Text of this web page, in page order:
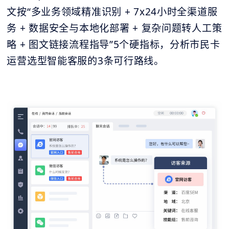
文按“多业务领域精准识别 + 7x24小时全渠道服
务 + 数据安全与本地化部署 + 复杂问题转人工策
略 + 图文链接流程指导”5个硬指标，分析市民卡
运营选型智能客服的3条可行路线。